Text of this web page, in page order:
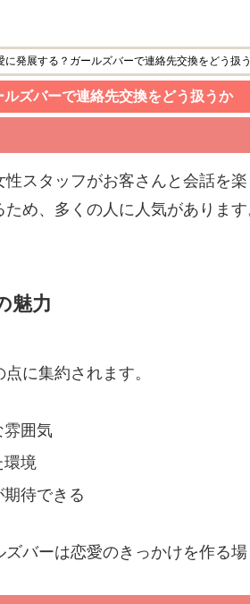
に発展する？ガールズバーで連絡先交換をどう扱
ズバーで連絡先交換をどう扱うか
性スタッフがお客さんと会話を
め、多くの人に人気がありま
魅力
に集約されます。
雰囲気
環境
待できる
バーは恋愛のきっかけを作る場